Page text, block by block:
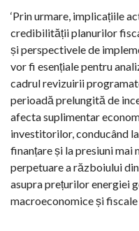
‘Prin urmare, implicațiile
credibilității planurilor
și perspectivele de
vor fi esențiale pentru
cadrul revizuirii
perioadă prelungită de
afecta suplimentar
investitorilor, conducând
finanțare și la presiuni mai
perpetuare a războiului
asupra prețurilor energiei
macroeconomice și fiscale